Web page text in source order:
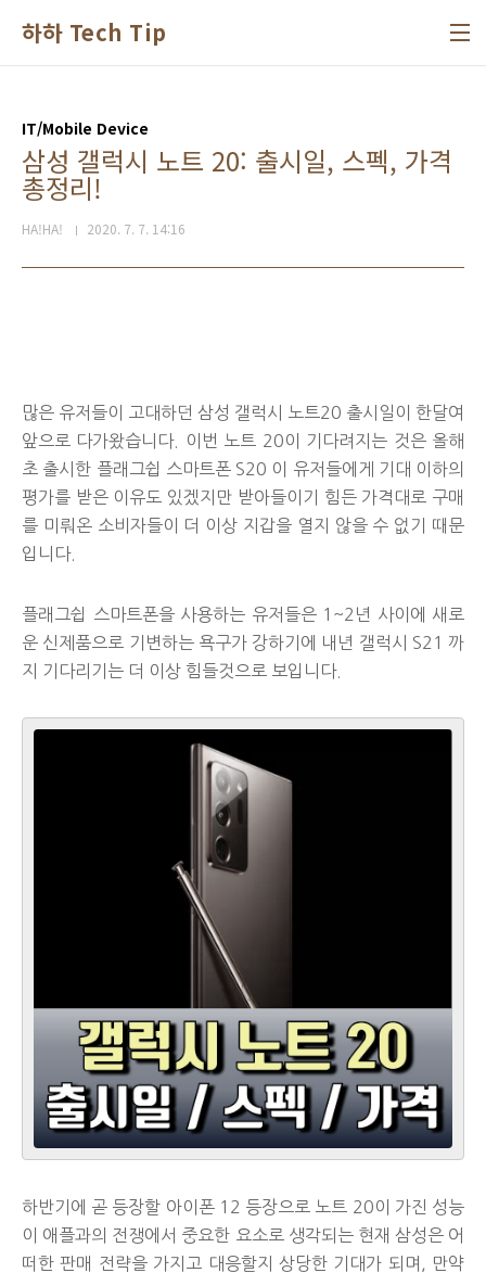
하하 Tech Tip
IT/Mobile Device
삼성 갤럭시 노트 20: 출시일, 스펙, 가격
총정리!
HA!HA! 2020. 7. 7. 14:16
많은 유저들이 고대하던 삼성 갤럭시 노트20 출시일이 한달여
앞으로 다가왔습니다. 이번 노트 20이 기다려지는 것은 올해
초 출시한 플래그쉽 스마트폰 S20 이 유저들에게 기대 이하의
평가를 받은 이유도 있겠지만 받아들이기 힘든 가격대로 구매
를 미뤄온 소비자들이 더 이상 지갑을 열지 않을 수 없기 때문
입니다.
플래그쉽 스마트폰을 사용하는 유저들은 1~2년 사이에 새로
운 신제품으로 기변하는 욕구가 강하기에 내년 갤럭시 S21 까
지 기다리기는 더 이상 힘들것으로 보입니다.
하반기에 곧 등장할 아이폰 12 등장으로 노트 20이 가진 성능
이 애플과의 전쟁에서 중요한 요소로 생각되는 현재 삼성은 어
떠한 판매 전략을 가지고 대응할지 상당한 기대가 되며, 만약